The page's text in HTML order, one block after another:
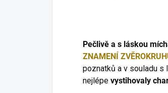
Pečlivě a s láskou
ZNAMENÍ
poznatků a v souladu s
nejlépe vystihovaly